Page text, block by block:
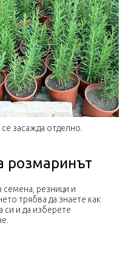
се засажда отделно.
розмаринът
резници и
трябва да знаете как
си и да изберете